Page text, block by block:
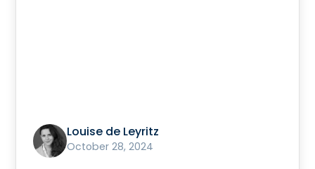
Louise de Leyritz
October 28, 2024